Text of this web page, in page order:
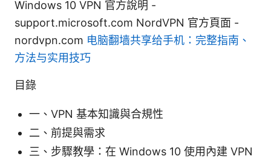
Windows 10 VPN 官方說明 -
support.microsoft.com NordVPN 官方頁面 -
nordvpn.com 电脑翻墙共享给手机：完整指南、
方法与实用技巧
目錄
一、VPN 基本知識與合規性
二、前提與需求
三、步驟教學：在 Windows 10 使用內建 VPN